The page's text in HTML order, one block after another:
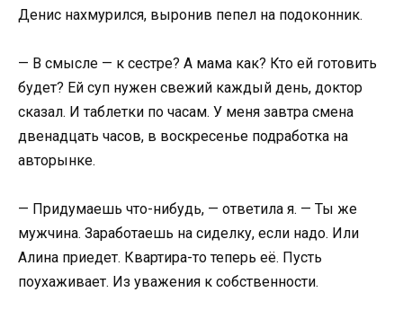
Денис нахмурился, выронив пепел на подоконник.
— В смысле — к сестре? А мама как? Кто ей готовить
будет? Ей суп нужен свежий каждый день, доктор
сказал. И таблетки по часам. У меня завтра смена
двенадцать часов, в воскресенье подработка на
авторынке.
— Придумаешь что-нибудь, — ответила я. — Ты же
мужчина. Заработаешь на сиделку, если надо. Или
Алина приедет. Квартира-то теперь её. Пусть
поухаживает. Из уважения к собственности.